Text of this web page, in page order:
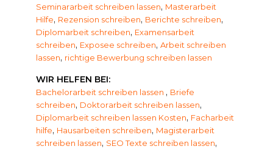
Seminararbeit schreiben lassen, Masterarbeit
Hilfe, Rezension schreiben, Berichte schreiben,
Diplomarbeit schreiben, Examensarbeit
schreiben, Exposee schreiben, Arbeit schreiben
lassen, richtige Bewerbung schreiben lassen
WIR HELFEN BEI:
Bachelorarbeit schreiben lassen , Briefe
schreiben, Doktorarbeit schreiben lassen,
Diplomarbeit schreiben lassen Kosten, Facharbeit
hilfe, Hausarbeiten schreiben, Magisterarbeit
schreiben lassen, SEO Texte schreiben lassen,